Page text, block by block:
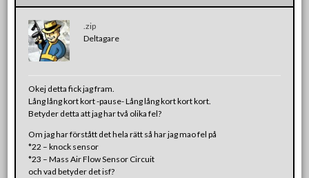
.zip
Deltagare
Okej detta fick jag fram.
Lång lång kort kort -pause- Lång lång kort kort kort.
Betyder detta att jag har två olika fel?
Om jag har förstått det hela rätt så har jag mao fel på
*22 – knock sensor
*23 – Mass Air Flow Sensor Circuit
och vad betyder det isf?